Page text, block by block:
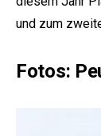
und zum
Fotos: